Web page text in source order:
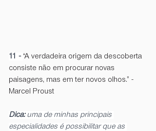
11 - “A verdadeira origem da descoberta
consiste não em procurar novas
paisagens, mas em ter novos olhos.” -
Marcel Proust
Dica: uma de minhas principais
especialidades é possibilitar que as